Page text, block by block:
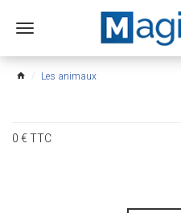
Ouvrir
menu
home Les animaux
0€TTC